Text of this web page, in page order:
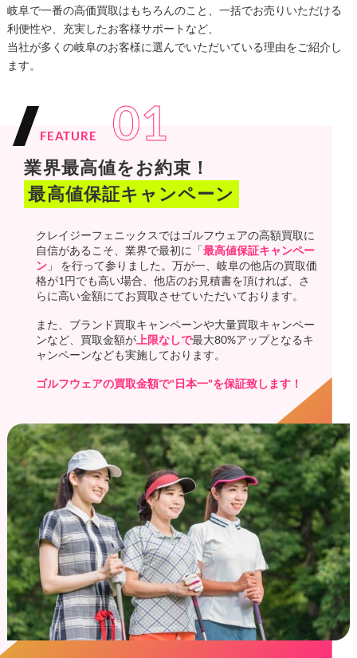
岐阜で一番の高価買取はもちろんのこと、一括でお売りいただける
利便性や、充実したお客様サポートなど、
当社が多くの岐阜のお客様に選んでいただいている理由をご紹介し
ます。
FEATURE 01
業界最高値をお約束！
最高値保証キャンペーン
クレイジーフェニックスではゴルフウェアの高額買取に
自信があるこそ、業界で最初に「最高値保証キャンペー
ン 」 を行って参りました。万が一、岐阜の他店の買取価
格が1円でも高い場合、他店のお見積書を頂ければ、さ
らに高い金額にてお買取させていただいております。
また、ブランド買取キャンペーンや大量買取キャンペー
ンなど、買取金額が 上限なしで最大80%アップとなるキ
ャンペーンなども実施しております。
ゴルフウェアの買取金額で"日本一"を保証致します！